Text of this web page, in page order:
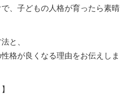
、子どもの人格が育ったら素晴
と、
格が良くなる理由をお伝えしま